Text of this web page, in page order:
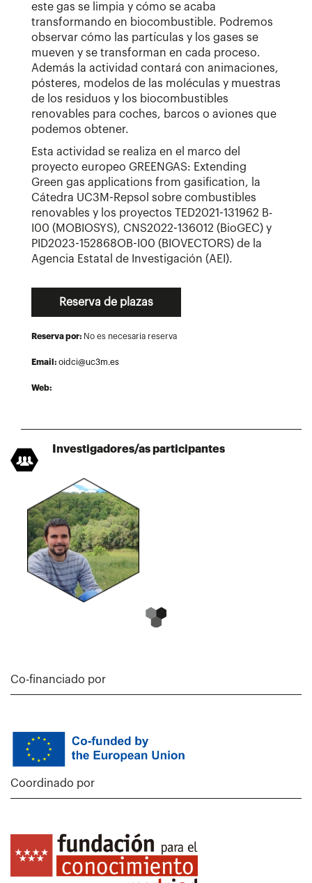
este gas se limpia y cómo se acaba
transformando en biocombustible. Podremos
observar cómo las partículas y los gases se
mueven y se transforman en cada proceso.
Además la actividad contará con animaciones,
pósteres, modelos de las moléculas y muestras
de los residuos y los biocombustibles
renovables para coches, barcos o aviones que
podemos obtener.
Esta actividad se realiza en el marco del
proyecto europeo GREENGAS: Extending
Green gas applications from gasification, la
Cátedra UC3M-Repsol sobre combustibles
renovables y los proyectos TED2021-131962 B-
I00 (MOBIOSYS), CNS2022-136012 (BioGEC) y
PID2023-152868OB-I00 (BIOVECTORS) de la
Agencia Estatal de Investigación (AEI).
Reserva de plazas
Reserva por: No es necesaria reserva
Email: oidci@uc3m.es
Web:
Investigadores/as participantes
Co-financiado por
Coordinado por